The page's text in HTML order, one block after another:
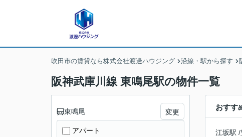
吹田市の賃貸なら株式会社渡邊ハウジング 沿線・駅から探す
阪神武庫川線 東鳴尾駅の物件一覧
おすす
江坂駅 /
東鳴尾 変更
アパート